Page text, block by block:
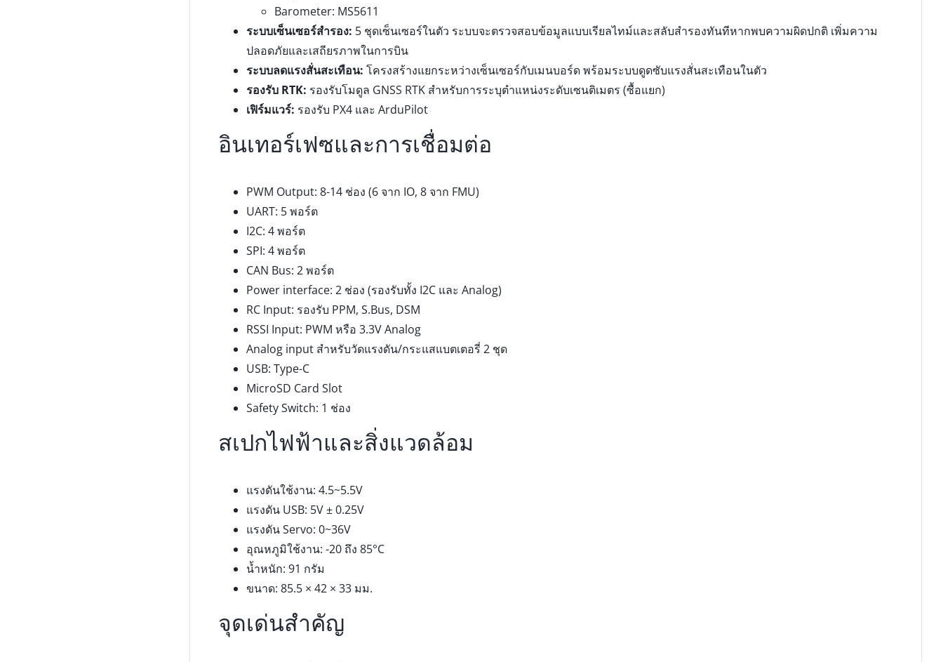
Barometer: MS5611
ระบบเซ็นเซอร์สำรอง: 5 ชุดเซ็นเซอร์ในตัว ระบบจะตรวจสอบข้อมูลแบบเรียลไทม์และสลับสำรองทันทีหากพบความผิดปกติ เพิ่มความ
ปลอดภัยและเสถียรภาพในการบิน
ระบบลดแรงสั่นสะเทือน: โครงสร้างแยกระหว่างเซ็นเซอร์กับเมนบอร์ด พร้อมระบบดูดซับแรงสั่นสะเทือนในตัว
รองรับ RTK: รองรับโมดูล GNSS RTK สำหรับการระบุตำแหน่งระดับเซนติเมตร (ซื้อแยก)
เฟิร์มแวร์: รองรับ PX4 และ ArduPilot
อินเทอร์เฟซและการเชื่อมต่อ
PWM Output: 8-14 ช่อง (6 จาก IO, 8 จาก FMU)
UART: 5 พอร์ต
I2C: 4 พอร์ต
SPI: 4 พอร์ต
CAN Bus: 2 พอร์ต
Power interface: 2 ช่อง (รองรับทั้ง I2C และ Analog)
RC Input: รองรับ PPM, S.Bus, DSM
RSSI Input: PWM หรือ 3.3V Analog
Analog input สำหรับวัดแรงดัน/กระแสแบตเตอรี่ 2 ชุด
USB: Type-C
MicroSD Card Slot
Safety Switch: 1 ช่อง
สเปกไฟฟ้าและสิ่งแวดล้อม
แรงดันใช้งาน: 4.5~5.5V
แรงดัน USB: 5V ± 0.25V
แรงดัน Servo: 0~36V
อุณหภูมิใช้งาน: -20 ถึง 85°C
น้ำหนัก: 91 กรัม
ขนาด: 85.5 × 42 × 33 มม.
จุดเด่นสำคัญ